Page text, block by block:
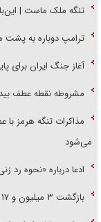
تنگه ملک ماست |
ترامپ دوباره به پشت
آغاز جنگ ایران برای
مشروطه نقطه عطف
مذاکرات تنگه هرمز با
می‌شود
ادعا درباره «نحوه
بازگشت ۳ میلیون و ۱۷ هزار زائر اربعین به کشور